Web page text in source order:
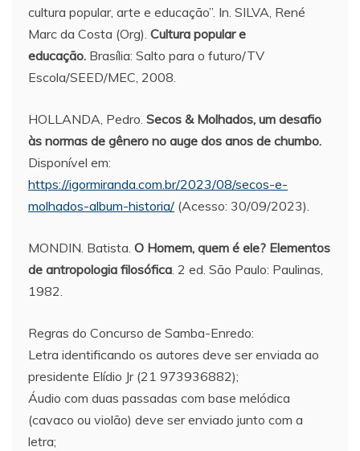
cultura popular, arte e educação”. In. SILVA, René
Marc da Costa (Org). Cultura popular e
educação. Brasília: Salto para o futuro/TV
Escola/SEED/MEC, 2008.
HOLLANDA, Pedro. Secos & Molhados, um desafio
às normas de gênero no auge dos anos de chumbo.
Disponível em:
https://igormiranda.com.br/2023/08/secos-e-
molhados-album-historia/ (Acesso: 30/09/2023).
MONDIN. Batista. O Homem, quem é ele? Elementos
de antropologia filosófica. 2 ed. São Paulo: Paulinas,
1982.
Regras do Concurso de Samba-Enredo:
Letra identificando os autores deve ser enviada ao
presidente Elídio Jr (21 973936882);
Áudio com duas passadas com base melódica
(cavaco ou violão) deve ser enviado junto com a
letra;